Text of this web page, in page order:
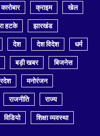
कारोबार क्राइम खेल
हटके झारखंड
देश देश विदेश धर्म
बड़ी खबर बिजनेस
मनोरंजन
राजनीति राज्य
विडियो शिक्षा व्यवस्था